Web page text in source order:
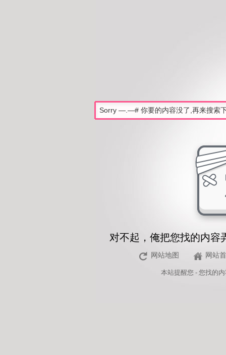
对不起，俺把您找的内容
网站地图 网站
本站提醒您 - 您找的